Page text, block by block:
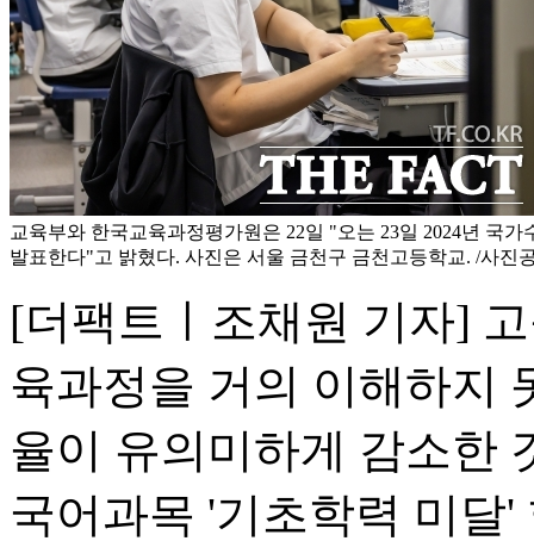
교육부와 한국교육과정평가원은 22일 "오는 23일 2024년 국
발표한다"고 밝혔다. 사진은 서울 금천구 금천고등학교. /사진
[더팩트ㅣ조채원 기자]
육과정을 거의 이해하지
율이 유의미하게 감소한
국어과목 '기초학력 미달